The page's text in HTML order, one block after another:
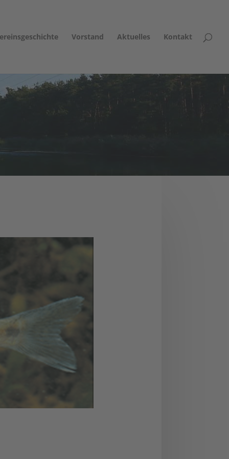
Vorstand Aktuelles Kontakt